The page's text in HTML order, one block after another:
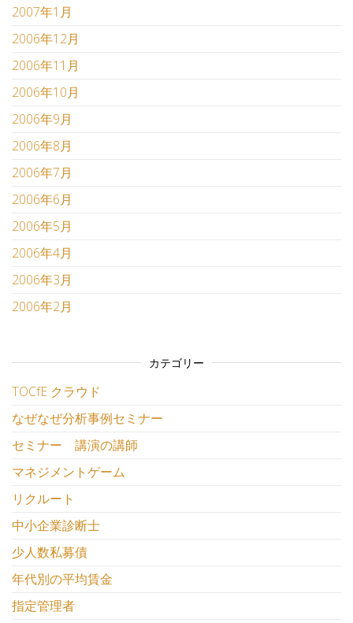
2007年1月
2006年12月
2006年11月
2006年10月
2006年9月
2006年8月
2006年7月
2006年6月
2006年5月
2006年4月
2006年3月
2006年2月
カテゴリー
TOCfE クラウド
なぜなぜ分析事例セミナー
セミナー 講演の講師
マネジメントゲーム
リクルート
中小企業診断士
少人数私募債
年代別の平均賃金
指定管理者